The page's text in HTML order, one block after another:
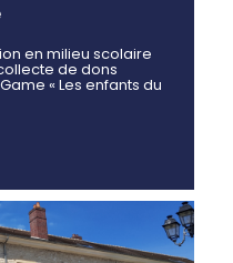
en milieu scolaire
de dons
« Les enfants du